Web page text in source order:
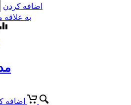
اضافه کردن
به علاقه
اضافه